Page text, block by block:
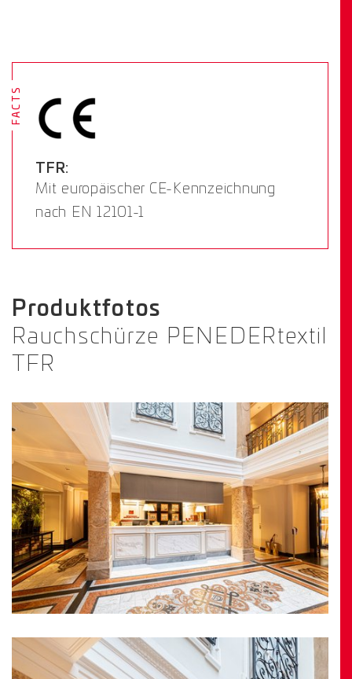
FACTS
TFR:
Mit europäischer CE-Kennzeichnung
nach EN 12101-1
Produktfotos
Rauchschürze PENEDERtextil
TFR